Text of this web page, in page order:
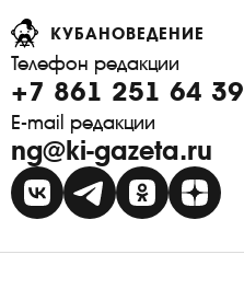
КУБАНОВЕДЕНИЕ
Телефон редакции
+7 861 251 64 39
E-mail редакции
ng@ki-gazeta.ru